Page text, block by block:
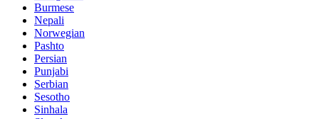
Burmese
Nepali
Norwegian
Pashto
Persian
Punjabi
Serbian
Sesotho
Sinhala